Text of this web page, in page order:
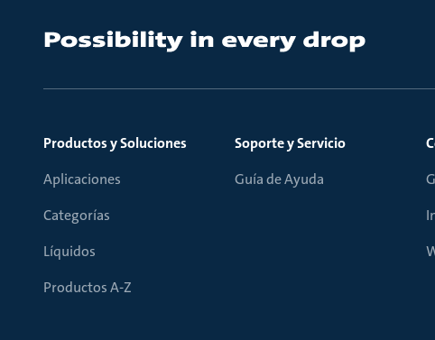
Productos y Soluciones
Aplicaciones
Categorías
Líquidos
Productos A-Z
Soporte y Servicio
Guía de Ayuda